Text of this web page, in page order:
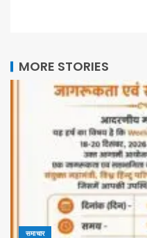
MORE STORIES
समाचार